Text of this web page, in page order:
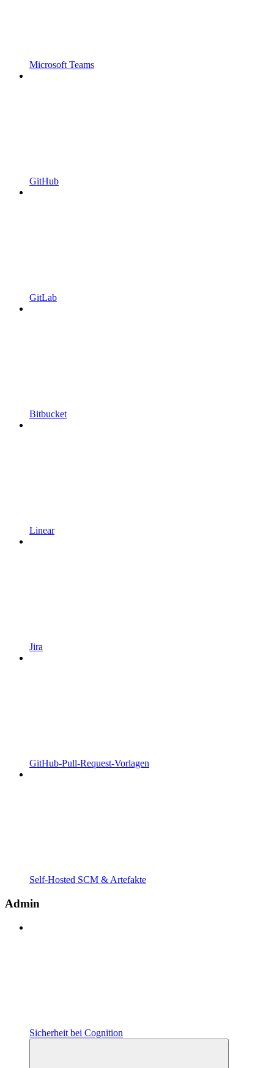
Microsoft Teams
GitHub
GitLab
Bitbucket
Linear
Jira
GitHub-Pull-Request-Vorlagen
Self-Hosted SCM & Artefakte
Admin
Sicherheit bei Cognition